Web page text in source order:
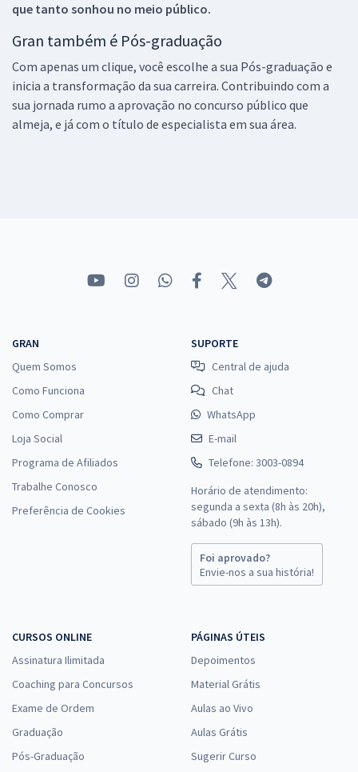
que tanto sonhou no meio público.
Gran também é Pós-graduação
Com apenas um clique, você escolhe a sua Pós-graduação e
inicia a transformação da sua carreira. Contribuindo com a
sua jornada rumo a aprovação no concurso público que
almeja, e já com o título de especialista em sua área.
GRAN
Quem Somos
Como Funciona
Como Comprar
Loja Social
Programa de Afiliados
Trabalhe Conosco
Preferência de Cookies
SUPORTE
Central de ajuda
Chat
WhatsApp
E-mail
Telefone: 3003-0894
Horário de atendimento:
segunda a sexta (8h às 20h),
sábado (9h às 13h).
Foi aprovado?
Envie-nos a sua história!
CURSOS ONLINE
Assinatura Ilimitada
Coaching para Concursos
Exame de Ordem
Graduação
Pós-Graduação
PÁGINAS ÚTEIS
Depoimentos
Material Grátis
Aulas ao Vivo
Aulas Grátis
Sugerir Curso